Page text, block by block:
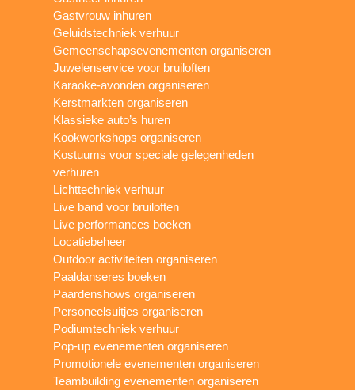
Gastvrouw inhuren
Geluidstechniek verhuur
Gemeenschapsevenementen organiseren
Juwelenservice voor bruiloften
Karaoke-avonden organiseren
Kerstmarkten organiseren
Klassieke auto’s huren
Kookworkshops organiseren
Kostuums voor speciale gelegenheden
verhuren
Lichttechniek verhuur
Live band voor bruiloften
Live performances boeken
Locatiebeheer
Outdoor activiteiten organiseren
Paaldanseres boeken
Paardenshows organiseren
Personeelsuitjes organiseren
Podiumtechniek verhuur
Pop-up evenementen organiseren
Promotionele evenementen organiseren
Teambuilding evenementen organiseren